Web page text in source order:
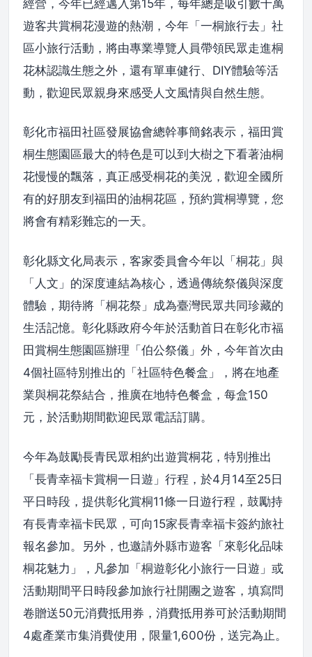
經營，今年已經邁入第15年，每年總是吸引數十萬
遊客共賞桐花漫遊的熱潮，今年「一桐旅行去」社
區小旅行活動，將由專業導覽人員帶領民眾走進桐
花林認識生態之外，還有單車健行、DIY體驗等活
動，歡迎民眾親身來感受人文風情與自然生態。
彰化市福田社區發展協會總幹事簡銘表示，福田賞
桐生態園區最大的特色是可以到大樹之下看著油桐
花慢慢的飄落，真正感受桐花的美況，歡迎全國所
有的好朋友到福田的油桐花區，預約賞桐導覽，您
將會有精彩難忘的一天。
彰化縣文化局表示，客家委員會今年以「桐花」與
「人文」的深度連結為核心，透過傳統祭儀與深度
體驗，期待將「桐花祭」成為臺灣民眾共同珍藏的
生活記憶。彰化縣政府今年於活動首日在彰化市福
田賞桐生態園區辦理「伯公祭儀」外，今年首次由
4個社區特別推出的「社區特色餐盒」，將在地產
業與桐花祭結合，推廣在地特色餐盒，每盒150
元，於活動期間歡迎民眾電話訂購。
今年為鼓勵長青民眾相約出遊賞桐花，特別推出
「長青幸福卡賞桐一日遊」行程，於4月14至25日
平日時段，提供彰化賞桐11條一日遊行程，鼓勵持
有長青幸福卡民眾，可向15家長青幸福卡簽約旅社
報名參加。另外，也邀請外縣市遊客「來彰化品味
桐花魅力」，凡參加「桐遊彰化小旅行一日遊」或
活動期間平日時段參加旅行社開團之遊客，填寫問
卷贈送50元消費抵用券，消費抵用券可於活動期間
4處產業市集消費使用，限量1,600份，送完為止。